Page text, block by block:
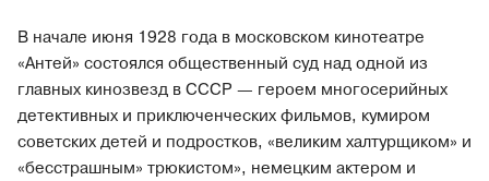
В начале июня 1928 года в московском кинотеатре
«Антей» состоялся общественный суд над одной из
главных кинозвезд в СССР — героем многосерийных
детективных и приключенческих фильмов, кумиром
советских детей и подростков, «великим халтурщиком» и
«бесстрашным» трюкистом», немецким актером и